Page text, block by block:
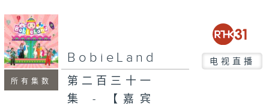
minutes,
7
seconds
所有集数
BobieLand 电视直播
第二百三十一
集 - 【嘉宾